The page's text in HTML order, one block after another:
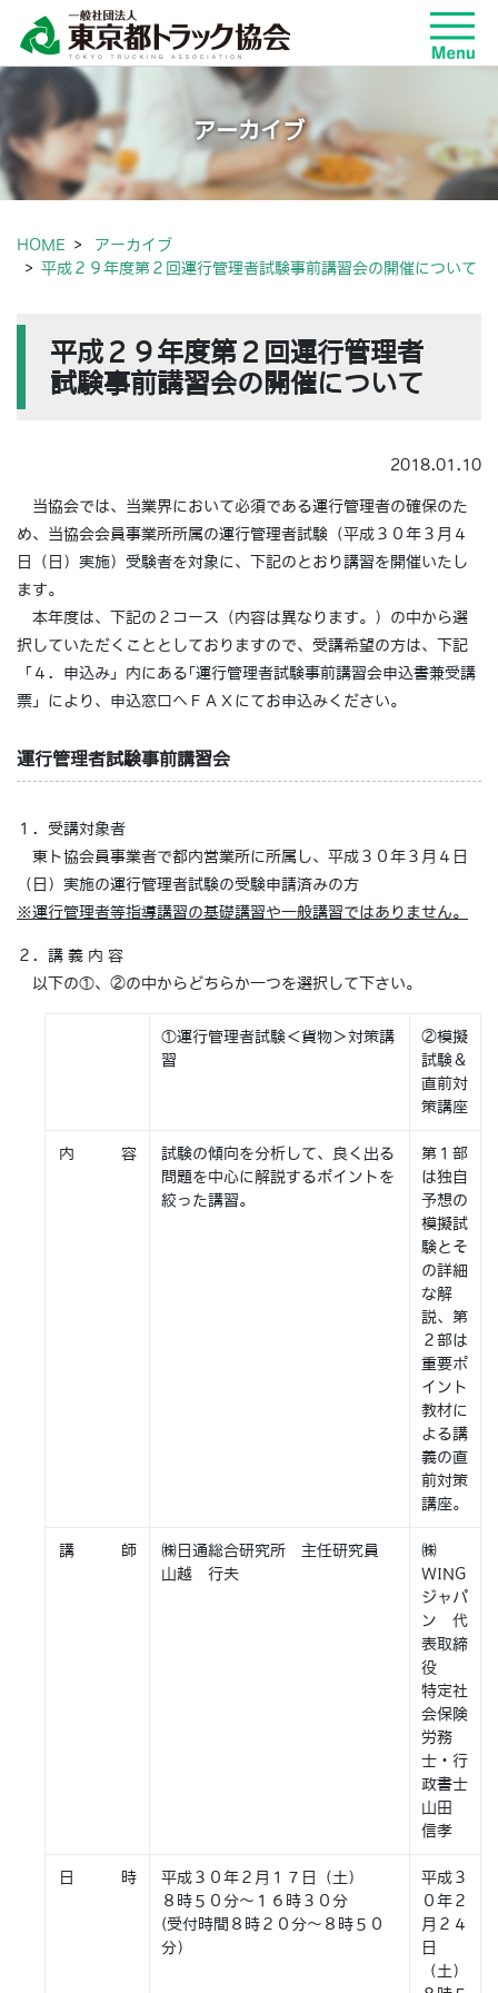
アーカイブ
HOME
アーカイブ
平成２９年度第２回運行管理者試験事前講習会の開催について
平成２９年度第２回運行管理者
試験事前講習会の開催について
2018.01.10
当協会では、当業界において必須である運行管理者の確保のた
め、当協会会員事業所所属の運行管理者試験（平成３０年３月４
日（日）実施）受験者を対象に、下記のとおり講習を開催いたし
ます。
本年度は、下記の２コース（内容は異なります。）の中から選
択していただくこととしておりますので、受講希望の方は、下記
「４．申込み」内にある｢運行管理者試験事前講習会申込書兼受講
票」により、申込窓口へＦＡＸにてお申込みください。
運行管理者試験事前講習会
１．受講対象者
東ト協会員事業者で都内営業所に所属し、平成３０年３月４日
（日）実施の運行管理者試験の受験申請済みの方
※運行管理者等指導講習の基礎講習や一般講習ではありません。
２．講 義 内 容
以下の①、②の中からどちらか一つを選択して下さい。
①運行管理者試験＜貨物＞対策講
習
②模擬
試験＆
直前対
策講座
内 容
試験の傾向を分析して、良く出る
問題を中心に解説するポイントを
絞った講習。
第１部
は独自
予想の
模擬試
験とそ
の詳細
な解
説、第
２部は
重要ポ
イント
教材に
よる講
義の直
前対策
講座。
講 師
㈱日通総合研究所 主任研究員
山越 行夫
㈱
WING
ジャパ
ン 代
表取締
役
特定社
会保険
労務
士・行
政書士
山田
信孝
日 時
平成３０年２月１７日（土）
８時５０分～１６時３０分
(受付時間８時２０分～８時５０
分）
平成３
０年２
月２４
日
（土）